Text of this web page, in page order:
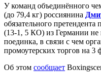
У команд объединённого
(до 79,4 кг) россиянина
обязательного
(13-1, 5 КО) из Германии не
поединка, в связи с чем
промоутерских торгов на 3
Об этом сообщает